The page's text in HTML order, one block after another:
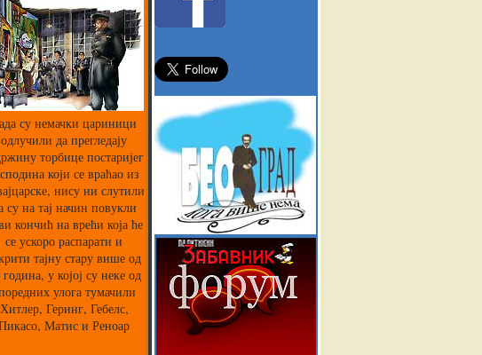
су немачки цариници
одлучили да прегледају
торбице постаријег
који се враћао из
нису ни слутили
су на тај начин повукли
кончић на врећи која ће
се ускоро распарати и
тајну стару више од
у којој су неке од
улога тумачили
Хитлер, Геринг, Гебелс,
Матис и Реноар